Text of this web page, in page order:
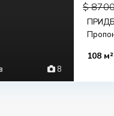
8
$
108 м²